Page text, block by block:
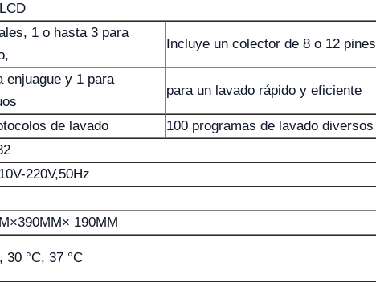
1 o hasta 3 para
Incluye un colector de 8 o 12 pines
enjuague y 1 para
para un lavado rápido y eficiente
de lavado
100 programas de lavado diversos
220V,50Hz
190MM
30 °C, 37 °C